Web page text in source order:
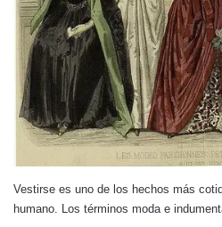
Vestirse es uno de los hechos más
humano. Los términos moda e